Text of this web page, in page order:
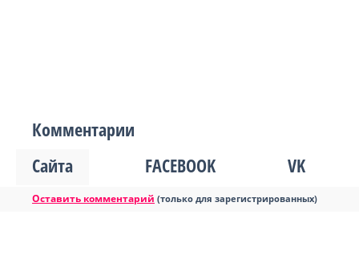
Комментарии
Сайта
FACEBOOK VK
Оставить комментарий (только для зарегистрированных)